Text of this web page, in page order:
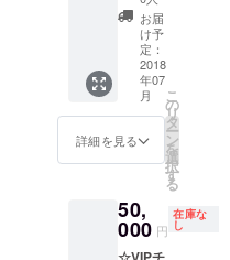
東京マラソ
ンに出場し2
時間34分で
カンボジア1
位。■2016年
5月7日カン
ボジア国内
■2016年8月
21日リオデ
一覧
に、あ
なたの
お名前
を記載
て“NEK
O THE
MOVIE”
使いく
ださ
のバス
タオル
とフェ
イスタ
オルで
汗を拭
いた
い！ と
スメで
す！ オ
リジナ
ショッ
15:00〜
③『Ｎ
ＥＫＯ
ＴＨＥ
ＭＯＶ
ＩＥ』
本編上
映＆5つ
ル・ソ
カ・
シェム
3枚 ②
ホリエ
モン
チャン
ネルの
収録
トーク
セッ
ション
時に
パネル
にロゴ
掲載
お届
け予
定：
2018
年07
月
詳細を見る
こ
の
リ
タ
ー
ン
を
選
択
す
る
50,
000 円
在庫な
し